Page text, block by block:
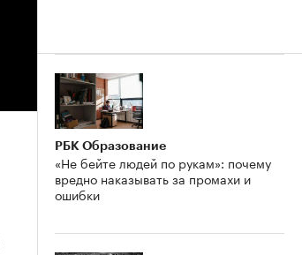
РБК Образование
«Не бейте людей по рукам»: почему
вредно наказывать за промахи и
ошибки